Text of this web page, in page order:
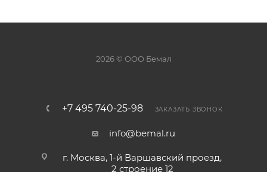
2026 © ООО Бемал
+7 495 740-25-98 ЗАКАЗАТЬ ЗВОНОК
info@bemal.ru
г. Москва, 1-й Варшавский проезд,
2 строение 12